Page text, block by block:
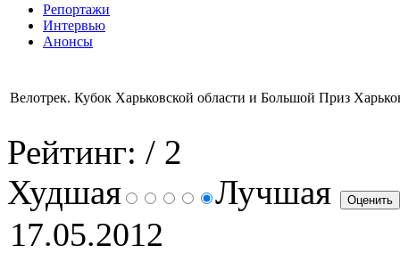
Репортажи
Интервью
Анонсы
Велотрек. Кубок Харьковской области и Большой Приз
Рейтинг: / 2
Худшая
Лучшая
17.05.2012